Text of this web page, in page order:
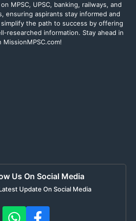
MPSC, UPSC, banking, railways, and
ensuring aspirants stay informed and
the path to success by offering
researched information. Stay ahead in
Us On Social Media
Update On Social Media